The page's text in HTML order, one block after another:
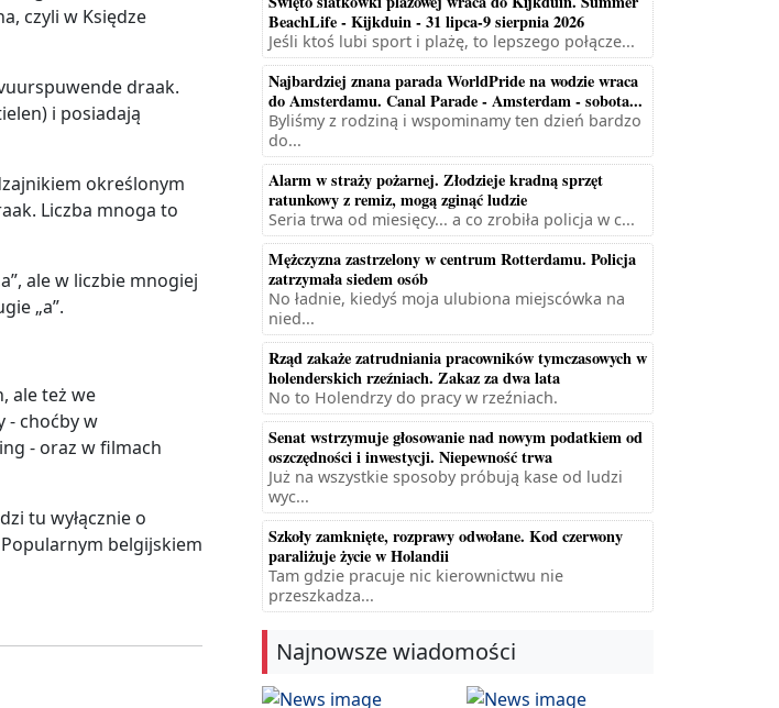
czyli w Księdze
draak.
i posiadają
określonym
Liczba mnoga to
ale w liczbie mnogiej
„a”.
ale też we
- choćby w
- oraz w filmach
tu wyłącznie o
belgijskiem
BeachLife - Kijkduin - 31 lipca-9 sierpnia 2026
Jeśli ktoś lubi sport i plażę, to lepszego połącze...
Najbardziej znana parada WorldPride na wodzie wraca
do Amsterdamu. Canal Parade - Amsterdam - sobota...
Byliśmy z rodziną i wspominamy ten dzień bardzo
do...
Alarm w straży pożarnej. Złodzieje kradną sprzęt
ratunkowy z remiz, mogą zginąć ludzie
Seria trwa od miesięcy... a co zrobiła policja w c...
Mężczyzna zastrzelony w centrum Rotterdamu. Policja
zatrzymała siedem osób
No ładnie, kiedyś moja ulubiona miejscówka na
nied...
Rząd zakaże zatrudniania pracowników tymczasowych w
holenderskich rzeźniach. Zakaz za dwa lata
No to Holendrzy do pracy w rzeźniach.
Senat wstrzymuje głosowanie nad nowym podatkiem od
oszczędności i inwestycji. Niepewność trwa
Już na wszystkie sposoby próbują kase od ludzi
wyc...
Szkoły zamknięte, rozprawy odwołane. Kod czerwony
paraliżuje życie w Holandii
Tam gdzie pracuje nic kierownictwu nie
przeszkadza...
Najnowsze wiadomości